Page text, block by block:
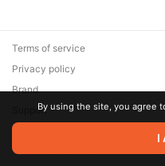
© 2026 Zaya Solutions
are the property of their
Terms of service
Privacy policy
Brand
SupportBy using the site, you agree
I